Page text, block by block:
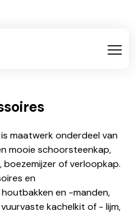
maatwerk onderdeel van
mooie schoorsteenkap,
of verloopkap.
en
en -manden,
kachelkit of - lijm,